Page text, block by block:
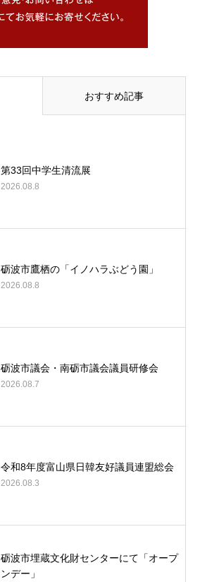
おすすめ記事
第33回中学生清流展
2026.08.8
砺波市鷹栖の「イノハラぶどう園」
2026.08.8
砺波市議会・南砺市議会議員研修会
2026.08.7
令和8年度富山県日韓友好議員連盟総会
2026.08.3
砺波市埋蔵文化財センターにて「オープ
ンデー」